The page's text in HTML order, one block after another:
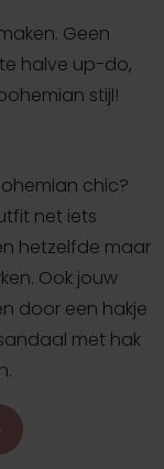
Geen
halve up-do,
stijl!
chic?
net iets
hetzelfde maar
Ook jouw
door een hakje
met hak